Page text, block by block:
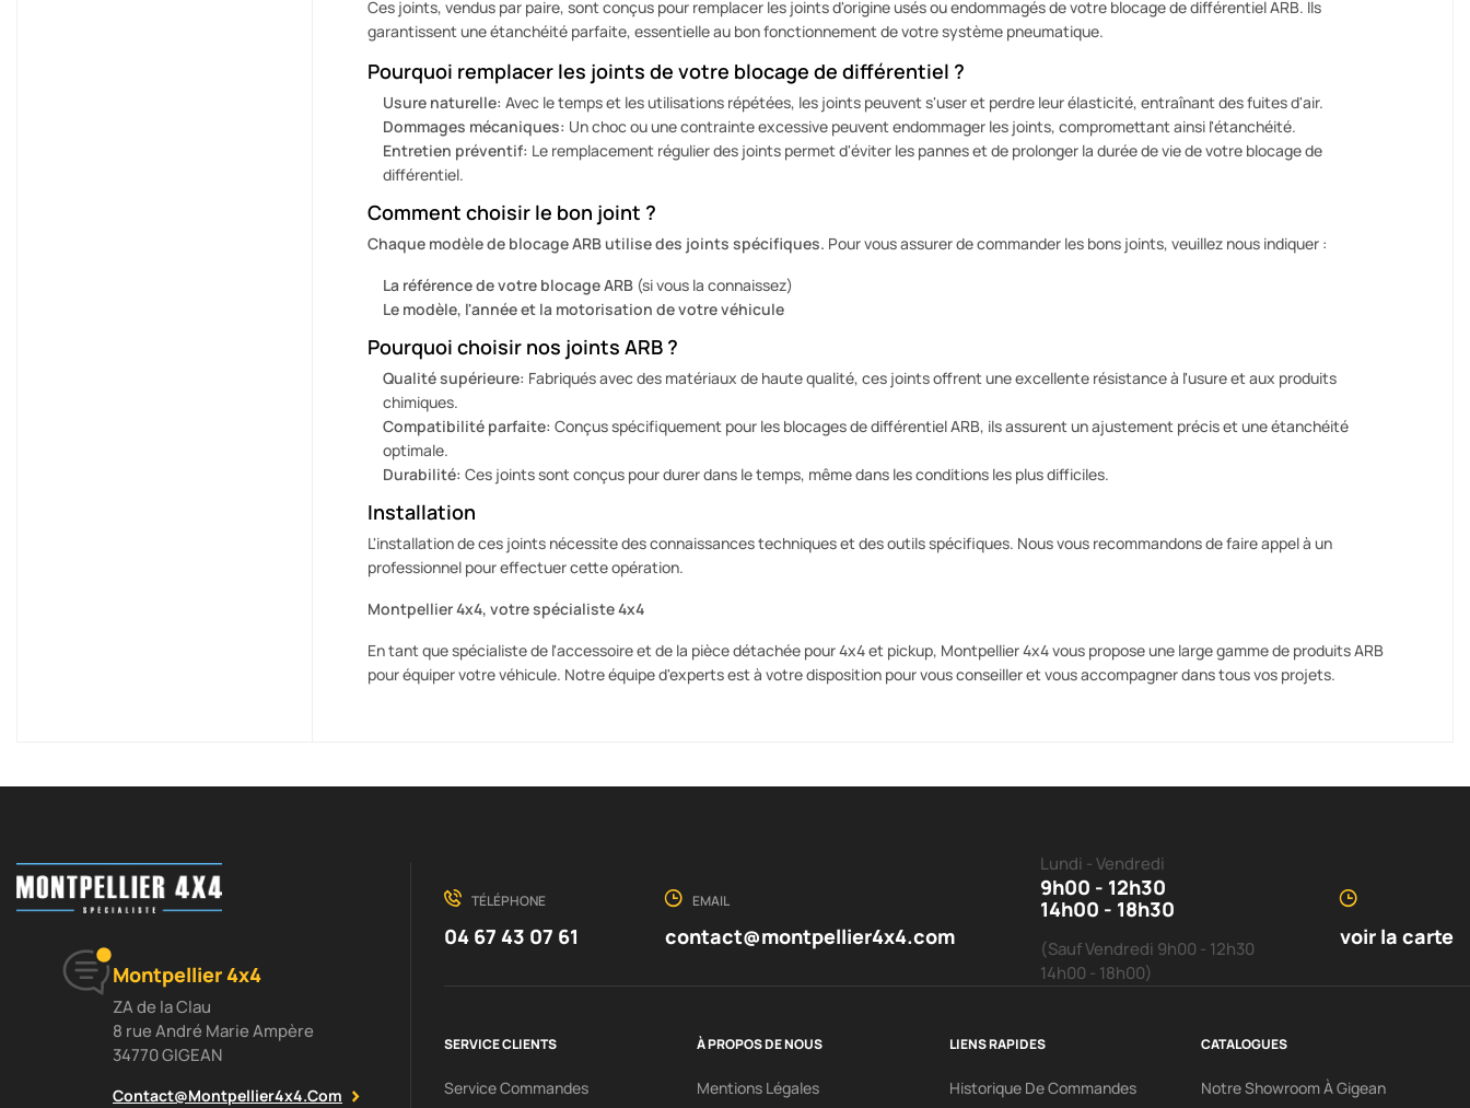
Ces joints, vendus par paire, sont conçus pour remplacer les joints d'origine usés ou endommagés de votre blocage de différentiel ARB. Ils
garantissent une étanchéité parfaite, essentielle au bon fonctionnement de votre système pneumatique.
Pourquoi remplacer les joints de votre blocage de différentiel ?
Usure naturelle: Avec le temps et les utilisations répétées, les joints peuvent s'user et perdre leur élasticité, entraînant des fuites d'air.
Dommages mécaniques: Un choc ou une contrainte excessive peuvent endommager les joints, compromettant ainsi l'étanchéité.
Entretien préventif: Le remplacement régulier des joints permet d'éviter les pannes et de prolonger la durée de vie de votre blocage de
différentiel.
Comment choisir le bon joint ?
Chaque modèle de blocage ARB utilise des joints spécifiques. Pour vous assurer de commander les bons joints, veuillez nous indiquer :
La référence de votre blocage ARB (si vous la connaissez)
Le modèle, l'année et la motorisation de votre véhicule
Pourquoi choisir nos joints ARB ?
Qualité supérieure: Fabriqués avec des matériaux de haute qualité, ces joints offrent une excellente résistance à l'usure et aux produits
chimiques.
Compatibilité parfaite: Conçus spécifiquement pour les blocages de différentiel ARB, ils assurent un ajustement précis et une étanchéité
optimale.
Durabilité: Ces joints sont conçus pour durer dans le temps, même dans les conditions les plus difficiles.
Installation
L'installation de ces joints nécessite des connaissances techniques et des outils spécifiques. Nous vous recommandons de faire appel à un
professionnel pour effectuer cette opération.
Montpellier 4x4, votre spécialiste 4x4
En tant que spécialiste de l'accessoire et de la pièce détachée pour 4x4 et pickup, Montpellier 4x4 vous propose une large gamme de produits ARB
pour équiper votre véhicule. Notre équipe d'experts est à votre disposition pour vous conseiller et vous accompagner dans tous vos projets.
Montpellier 4x4
ZA de la Clau
8 rue André Marie Ampère
34770 GIGEAN
Contact@montpellier4x4.com
TÉLÉPHONE
04 67 43 07 61
EMAIL
contact@montpellier4x4.com
Lundi - Vendredi
9h00 - 12h30
14h00 - 18h30
(Sauf Vendredi 9h00 - 12h30
14h00 - 18h00)
voir la carte
SERVICE CLIENTS
Service Commandes
À PROPOS DE NOUS
Mentions Légales
LIENS RAPIDES
Historique De Commandes
CATALOGUES
Notre Showroom À Gigean